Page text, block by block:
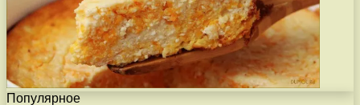
Популярное